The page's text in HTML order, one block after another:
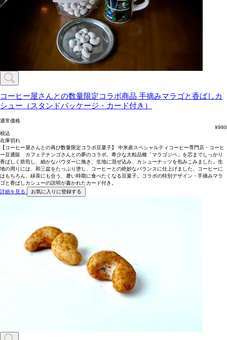
コーヒー屋さんとの数量限定コラボ商品 手摘みマラゴと香ばしカ
シュー（スタンドパッケージ・カード付き）
通常価格
¥980
税込
在庫切れ
【コーヒー屋さんとの再び数量限定コラボ豆菓子】 中米産スペシャルティコーヒー専門店・コーヒ
ー豆通販 カフェテナンゴさんとの夢のコラボ。希少な大粒品種「マラゴジペ」を芯までしっかり
香ばしく焙煎し、細かなパウダーに挽き、生地に混ぜ込み、カシューナッツを包みこみました。生
地の周りには、和三盆をたっぷり塗し、コーヒーとの絶妙なバランスに仕上げました。コーヒーに
はもちろん、緑茶にも合う、暑い時期に食べたくなる豆菓子。コラボの特別デザイン・手摘みマラ
ゴと香ばしカシューの説明が書かれたカード付き。
詳細を見る
お気に入りに登録する